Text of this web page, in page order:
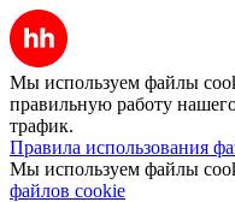
Мы используем файлы
правильную работу
трафик.
Правила использования
Мы используем файлы
файлов cookie